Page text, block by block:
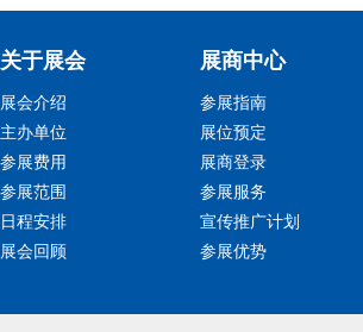
关于展会
展会介绍
主办单位
参展费用
参展范围
日程安排
展会回顾
展商中心
参展指南
展位预定
展商登录
参展服务
宣传推广计划
参展优势